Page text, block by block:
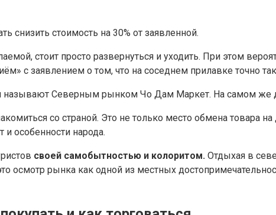
снизить стоимость на 30% от заявленной.
стоит просто развернуться и уходить. При этом
с заявлением о том, что на соседнем прилавке точно
называют Северным рынком Чо Дам Маркет. На самом же
со страной. Это не только место обмена товара
и особенности народа.
своей самобытностью и колоритом. Отдыхая в
осмотр рынка как одной из местных